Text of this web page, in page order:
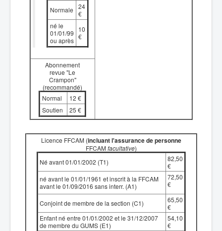
Normale
24
€
né le
01/01/99
ou après
10
€
Abonnement
revue "Le
Crampon"
(recommandé)
Normal
12 €
Soutien
25 €
Licence FFCAM (incluant l'assurance de personne
FFCAMfacultative)
Né avant 01/01/2002 (T1)
82,50
€
né avant le 01/01/1961 et inscrit à la FFCAM
avant le 01/09/2016 sans interr. (A1)
72,50
€
Conjoint de membre de la section (C1)
65,50
€
Enfant né entre 01/01/2002 et le 31/12/2007
de membre du GUMS (E1)
54,10
€